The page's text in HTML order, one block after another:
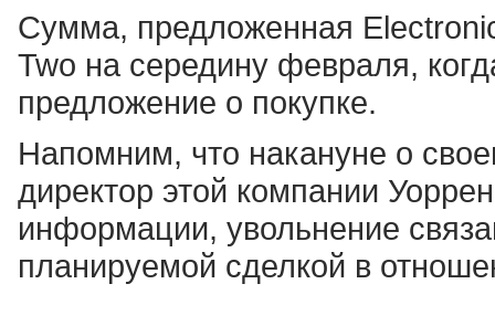
Сумма, предложенная
Two на середину февраля,
предложение о покупке.
Напомним, что накануне о
директор этой компании
информации, увольнение
планируемой сделкой в